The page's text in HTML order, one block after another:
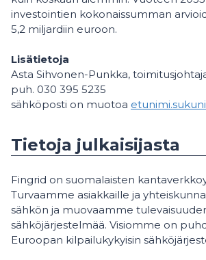
investointien kokonaissumman
5,2 miljardiin euroon.
Lisätietoja
Asta Sihvonen-Punkka,
puh. 030 395 5235
sähköposti on muotoa
Tietoja julkaisijasta
Fingrid on suomalaisten
Turvaamme asiakkaille ja
sähkön ja muovaamme
sähköjärjestelmää. Visiomme on
Euroopan kilpailukykyisin